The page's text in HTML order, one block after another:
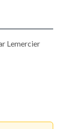
Lemercier